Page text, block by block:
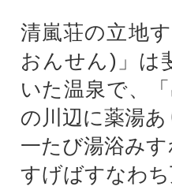
清嵐荘の立地
おんせん)」は
いた温泉で、
の川辺に薬湯
一たび湯浴み
すげばすなわ